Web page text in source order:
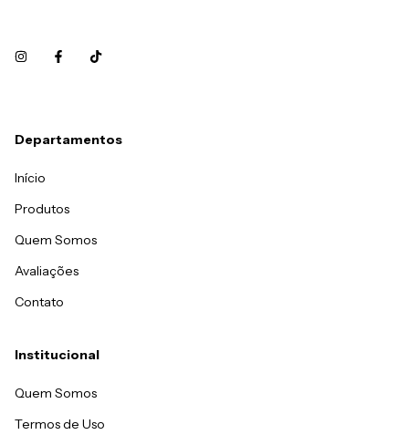
Departamentos
Início
Produtos
Quem Somos
Avaliações
Contato
Institucional
Quem Somos
Termos de Uso